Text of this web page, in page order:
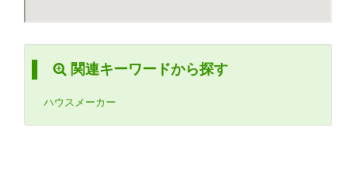
関連キーワードから探す
ハウスメーカー